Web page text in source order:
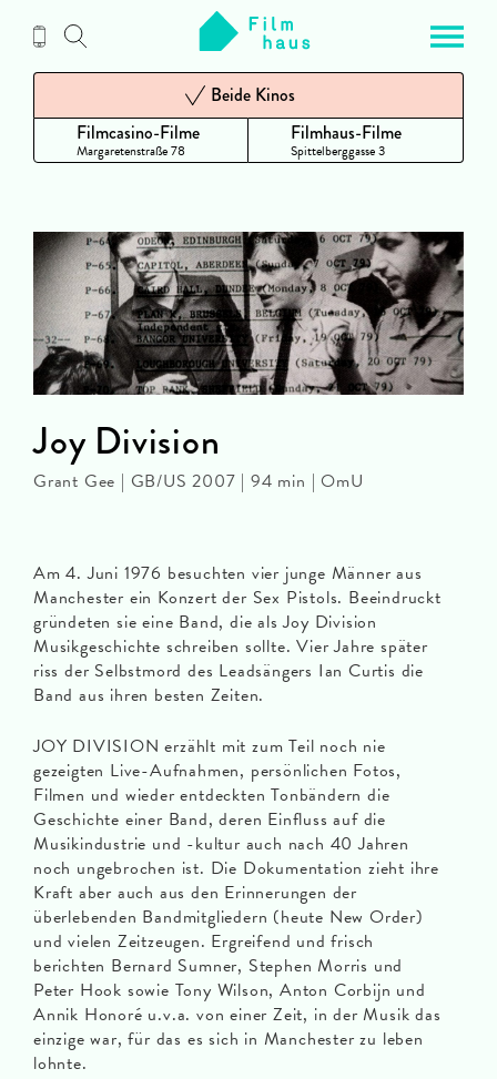
Inhalt
Filmcasino-Filme
Margaretenstraße 78
Beide Kinos
Filmhaus-Filme
Spittelberggasse 3
Am 4. Juni 1976 besuchten vier junge Männer aus
Manchester ein Konzert der Sex Pistols. Beeindruckt
gründeten sie eine Band, die als Joy Division
Musikgeschichte schreiben sollte. Vier Jahre später
riss der Selbstmord des Leadsängers Ian Curtis die
Band aus ihren besten Zeiten.
JOY DIVISION erzählt mit zum Teil noch nie
gezeigten Live-Aufnahmen, persönlichen Fotos,
Filmen und wieder entdeckten Tonbändern die
Geschichte einer Band, deren Einfluss auf die
Musikindustrie und -kultur auch nach 40 Jahren
noch ungebrochen ist. Die Dokumentation zieht ihre
Kraft aber auch aus den Erinnerungen der
überlebenden Bandmitgliedern (heute New Order)
und vielen Zeitzeugen. Ergreifend und frisch
berichten Bernard Sumner, Stephen Morris und
Peter Hook sowie Tony Wilson, Anton Corbijn und
Annik Honoré u.v.a. von einer Zeit, in der Musik das
einzige war, für das es sich in Manchester zu leben
lohnte.
Joy Division
Grant Gee | GB/US 2007 | 94 min | OmU